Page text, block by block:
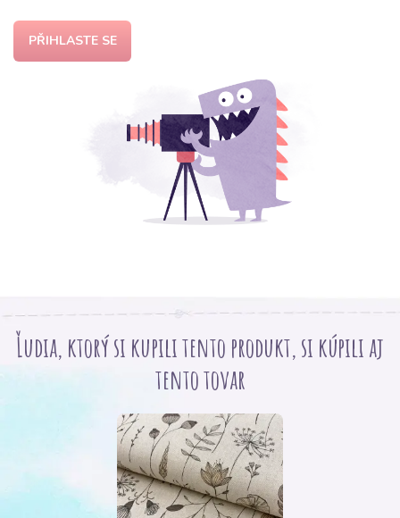
PŘIHLASTE SE
Ľudia, ktorý si kupili tento produkt, si kúpili aj
tento tovar